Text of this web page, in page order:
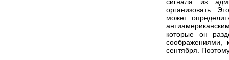
организовать.
может
которые он
соображениями,
сентября.